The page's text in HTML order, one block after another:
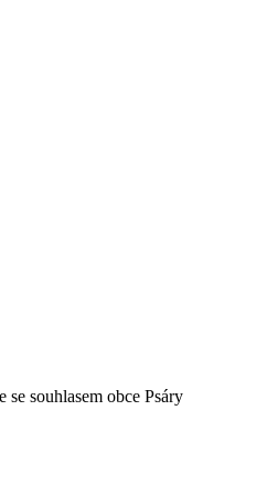
souhlasem obce Psáry